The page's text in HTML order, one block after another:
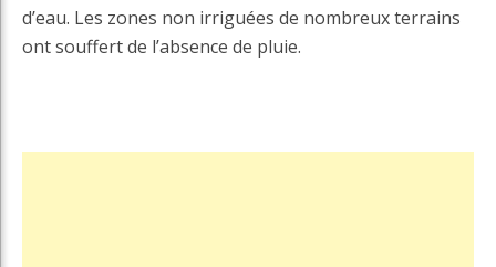
d’eau. Les zones non irriguées de nombreux terrains
ont souffert de l’absence de pluie.